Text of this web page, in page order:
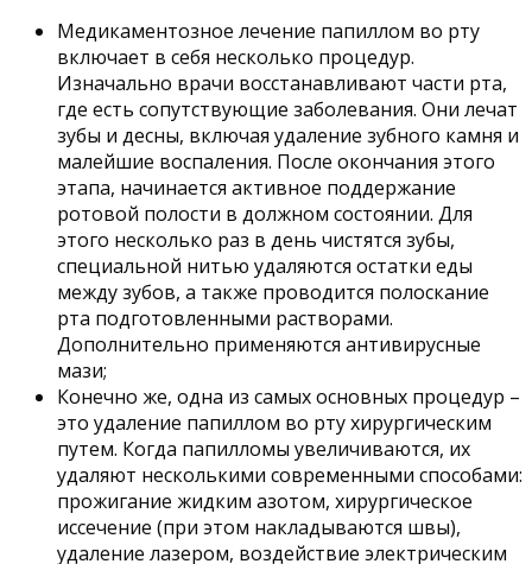
Медикаментозное лечение папиллом во рту
включает в себя несколько процедур.
Изначально врачи восстанавливают части рта,
где есть сопутствующие заболевания. Они лечат
зубы и десны, включая удаление зубного камня и
малейшие воспаления. После окончания этого
этапа, начинается активное поддержание
ротовой полости в должном состоянии. Для
этого несколько раз в день чистятся зубы,
специальной нитью удаляются остатки еды
между зубов, а также проводится полоскание
рта подготовленными растворами.
Дополнительно применяются антивирусные
мази;
Конечно же, одна из самых основных процедур –
это удаление папиллом во рту хирургическим
путем. Когда папилломы увеличиваются, их
удаляют несколькими современными способами:
прожигание жидким азотом, хирургическое
иссечение (при этом накладываются швы),
удаление лазером, воздействие электрическим